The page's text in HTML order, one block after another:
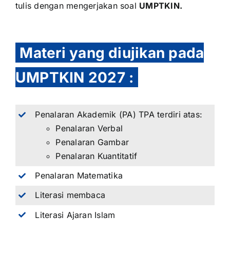
tulis dengan mengerjakan soal UMPTKIN.
Materi yang diujikan pada
UMPTKIN 2027:
Penalaran Akademik (PA) TPA terdiri atas:
Penalaran Verbal
Penalaran Gambar
Penalaran Kuantitatif
Penalaran Matematika
Literasi membaca
Literasi Ajaran Islam